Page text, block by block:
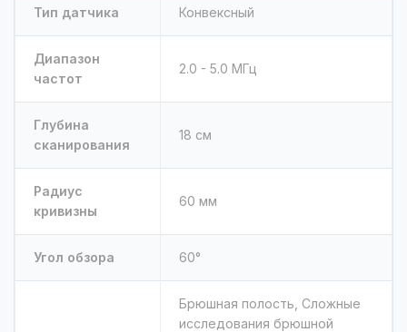
Тип датчика Конвексный
Диапазон
частот
2.0 - 5.0 МГц
Глубина
сканирования
18 см
Радиус
кривизны
60 мм
Угол обзора 60°
Брюшная полость, Сложные
исследования брюшной